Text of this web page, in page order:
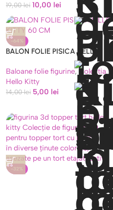
19,00lei 10,00 lei
-64%
BALON FOLIE PISICA HELLO
Baloane folie figurine, Colectia
Hello Kitty
14,00lei 5,00 lei
-32%